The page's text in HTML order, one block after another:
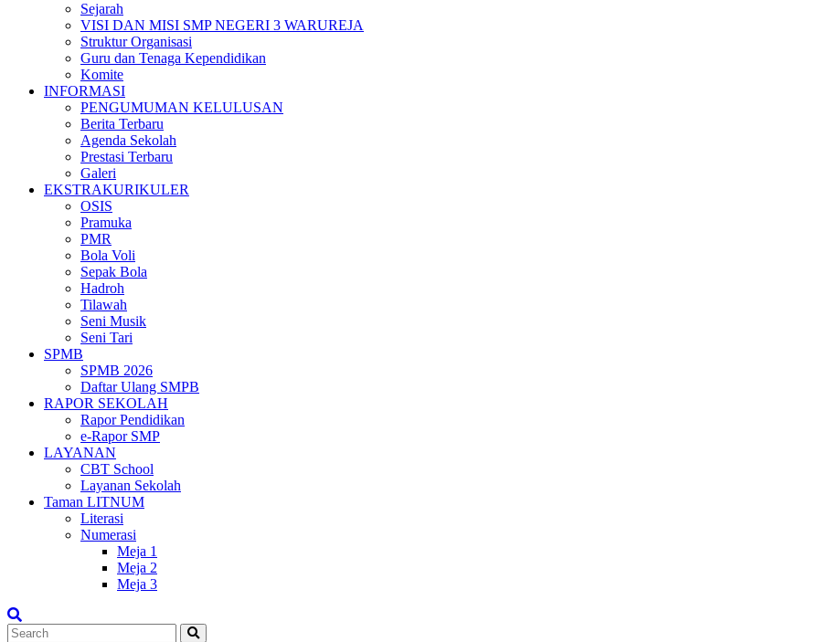
Sejarah
VISI DAN MISI SMP NEGERI 3 WARUREJA
Struktur Organisasi
Guru dan Tenaga Kependidikan
Komite
INFORMASI
PENGUMUMAN KELULUSAN
Berita Terbaru
Agenda Sekolah
Prestasi Terbaru
Galeri
EKSTRAKURIKULER
OSIS
Pramuka
PMR
Bola Voli
Sepak Bola
Hadroh
Tilawah
Seni Musik
Seni Tari
SPMB
SPMB 2026
Daftar Ulang SMPB
RAPOR SEKOLAH
Rapor Pendidikan
e-Rapor SMP
LAYANAN
CBT School
Layanan Sekolah
Taman LITNUM
Literasi
Numerasi
Meja 1
Meja 2
Meja 3